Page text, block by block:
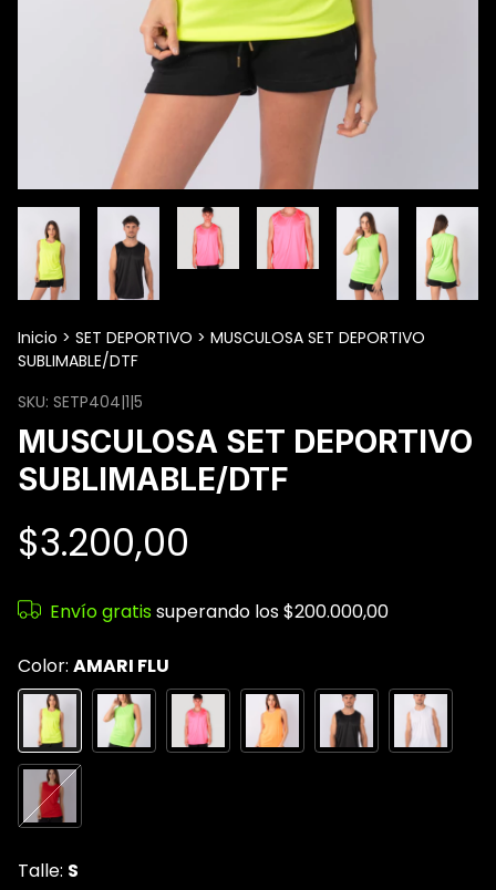
Inicio > SET DEPORTIVO > MUSCULOSA SET DEPORTIVO
SUBLIMABLE/DTF
SKU: SETP404|1|5
MUSCULOSA SET DEPORTIVO
SUBLIMABLE/DTF
$3.200,00
Envío gratissuperando los$200.000,00
Color: AMARI FLU
Talle: S